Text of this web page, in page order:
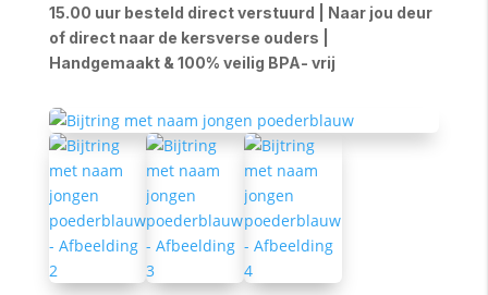
15.00 uur besteld direct verstuurd | Naar jou deur
of direct naar de kersverse ouders |
Handgemaakt & 100% veilig BPA- vrij